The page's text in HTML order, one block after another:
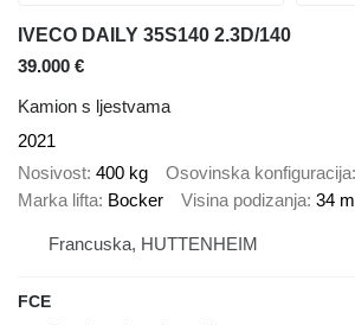
IVECO DAILY 35S140 2.3D/140
39.000 €
Kamion s ljestvama
2021
Nosivost 400 kg Osovinska konfiguracija
Marka lifta Bocker Visina podizanja 34 m
Francuska, HUTTENHEIM
FCE